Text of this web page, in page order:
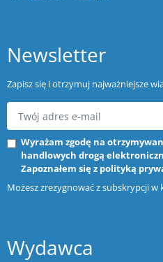
Newsletter
Zapisz się i otrzymuj najważniejsze
Wyrażam zgodę na
handlowych drogą
Zapoznałem się z polityką
Możesz zrezygnować z subskrypcji w
Wydawca